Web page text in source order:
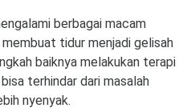
berbagai macam
tidur menjadi gelisah
baiknya melakukan terapi
terhindar dari masalah
nyenyak.